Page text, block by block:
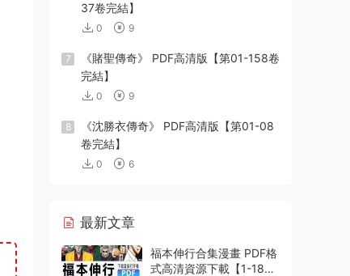
37卷完結】
0 9
7
《賭聖傳奇》 PDF高清版【第01-158卷
完結】
0 9
8
《沈勝衣傳奇》 PDF高清版【第01-08
卷完結】
0 6
最新文章
福本伸行合集漫畫 PDF格
式高清資源下載【1-18部